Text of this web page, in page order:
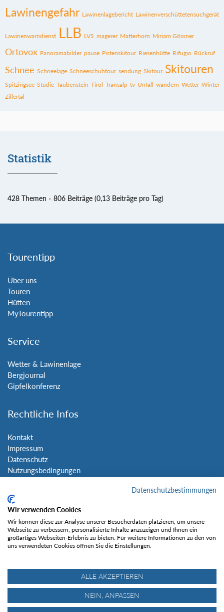
Lawinengefahr Lawinenlagebericht Lawinenverschüttetensuchgerät
Lawinenwarndienst LLB LVS magerer Matterhorn Miriam Gössner
Ortovox Panoramabilder pause Pistenskitour Riesenhütte Rifugio Rückruf
Schnee Schneelage Schneeschuhtour sendung Skitour Skitouren
Spitzingsee Studie Taubenstein Tirol Transalp tv Unfall wandern Wetter Winter
Zillertal
Statistik
428 Themen 806 Beiträge (0,13 Beiträge pro Tag)
Tourentipp
Über uns
Touren
Hütten
MyTourentipp
Service
Wetter & Lawinenlage
Bergjournal
Gipfelkonferenz
Rechtliche Infos
Kontakt
Impressum
Datenschutz
Nutzungsbedingungen
Social Media
Gefällt mir
Datenschutzbestimmungen
Wir verwenden Cookies
Wir können diese zur Analyse unserer Besucherdaten platzieren, um unsere
Webseite zu verbessern, personalisierte Inhalte anzuzeigen und Ihnen ein
großartiges Webseiten-Erlebnis zu bieten. Für weitere Informationen zu den von
uns verwendeten Cookies öffnen Sie die Einstellungen.
ALLE AKZEPTIEREN
NEIN, ANPASSEN